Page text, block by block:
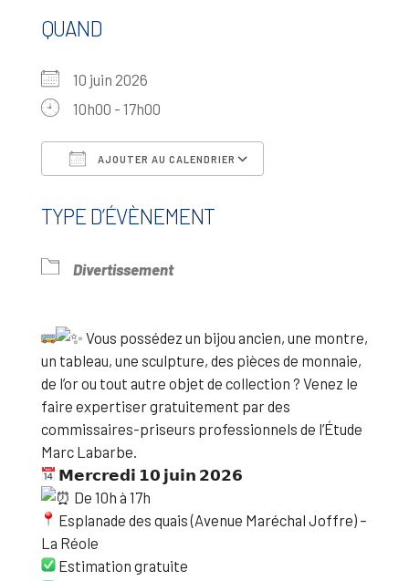
QUAND
10 juin 2026
10h00 - 17h00
AJOUTER AU CALENDRIER
TYPE D’ÉVÈNEMENT
Divertissement
Vous possédez un bijou ancien, une montre,
un tableau, une sculpture, des pièces de monnaie,
de l’or ou tout autre objet de collection ? Venez le
faire expertiser gratuitement par des
commissaires-priseurs professionnels de l’Étude
Marc Labarbe.
𝗠𝗲𝗿𝗰𝗿𝗲𝗱𝗶 𝟭𝟬 𝗷𝘂𝗶𝗻 𝟮𝟬𝟮𝟲
De 10h à 17h
Esplanade des quais (Avenue Maréchal Joffre) –
La Réole
Estimation gratuite